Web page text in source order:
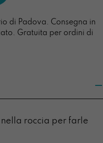
di Padova. Consegna in
Gratuita per ordini di
roccia per farle